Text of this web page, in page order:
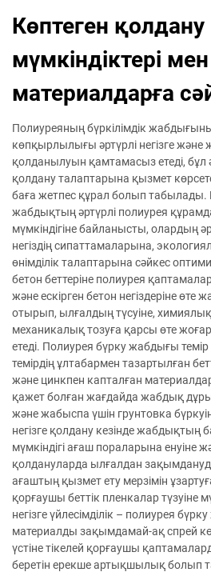
Көптеген қолдану
мүмкіндіктері мен
материалдарға
Полиуреяның бүркілімдік
көпқырлылығы әртүрлі негізге және
қолданылуын қамтамасыз етеді, бұл
қолдану талаптарына қызмет
баға жетпес құрал болып табылады.
жабдықтың әртүрлі полиурея
мүмкіндігіне байланысты, олардың
негіздің сипаттамаларына,
өнімділік талаптарына сәйкес
бетон беттеріне полиурея
және ескірген бетон негіздеріне
отырып, ылғалдың түсуіне,
механикалық тозуға қарсы өте
етеді. Полиурея бүрку жабдығы темір
темірдің ұлтабармен тазартылған
және цинкпен капталған
қажет болған жағдайда жабдық
және жабыспа үшін грунтовка
негізге қолдану кезінде жабдықтың
мүмкіндігі ағаш пораларына енуіне
қолдануларда ылғалдан
ағаштың қызмет ету мерзімін
қорғаушы беттік пленкалар түзуіне
негізге үйлесімділік – полиурея
материалды зақымдамай-ақ спрей
үстіне тікелей қорғаушы
беретін ерекше артықшылық болып